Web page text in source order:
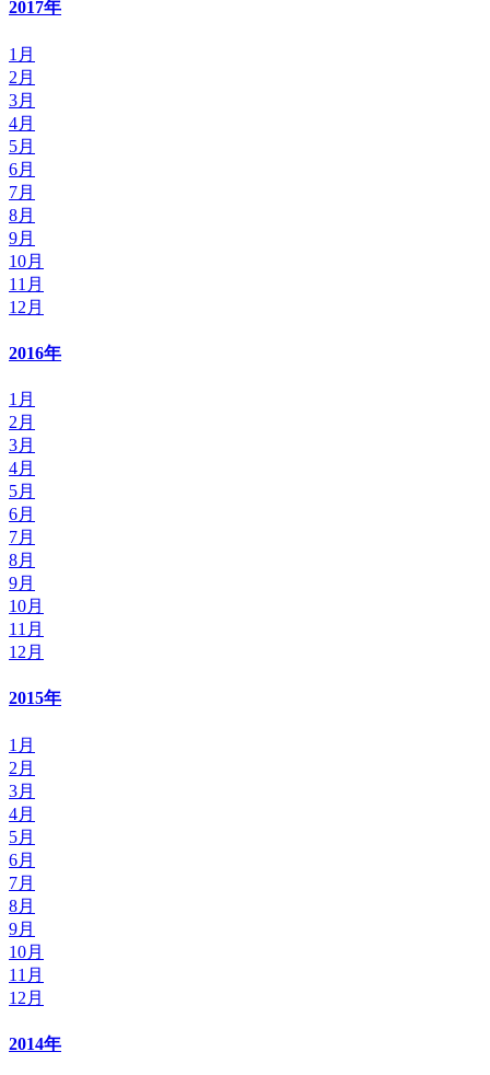
2017年
1月
2月
3月
4月
5月
6月
7月
8月
9月
10月
11月
12月
2016年
1月
2月
3月
4月
5月
6月
7月
8月
9月
10月
11月
12月
2015年
1月
2月
3月
4月
5月
6月
7月
8月
9月
10月
11月
12月
2014年